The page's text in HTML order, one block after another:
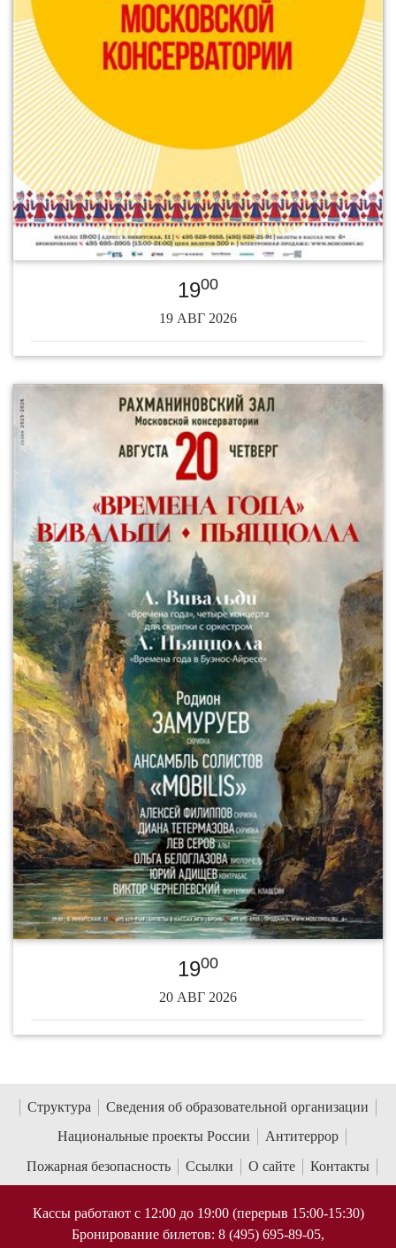
1900
19 АВГ 2026
1900
20 АВГ 2026
Структура
Сведения об образовательной организации
Национальные проекты России
Антитеррор
Пожарная безопасность
Ссылки О сайте Контакты
Кассы работают с 12:00 до 19:00 (перерыв 15:00-15:30)
Бронирование билетов: 8 (495) 695-89-05,